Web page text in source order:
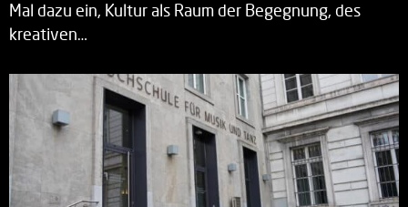
Mal dazu ein, Kultur als Raum der Begegnung, des
kreativen…